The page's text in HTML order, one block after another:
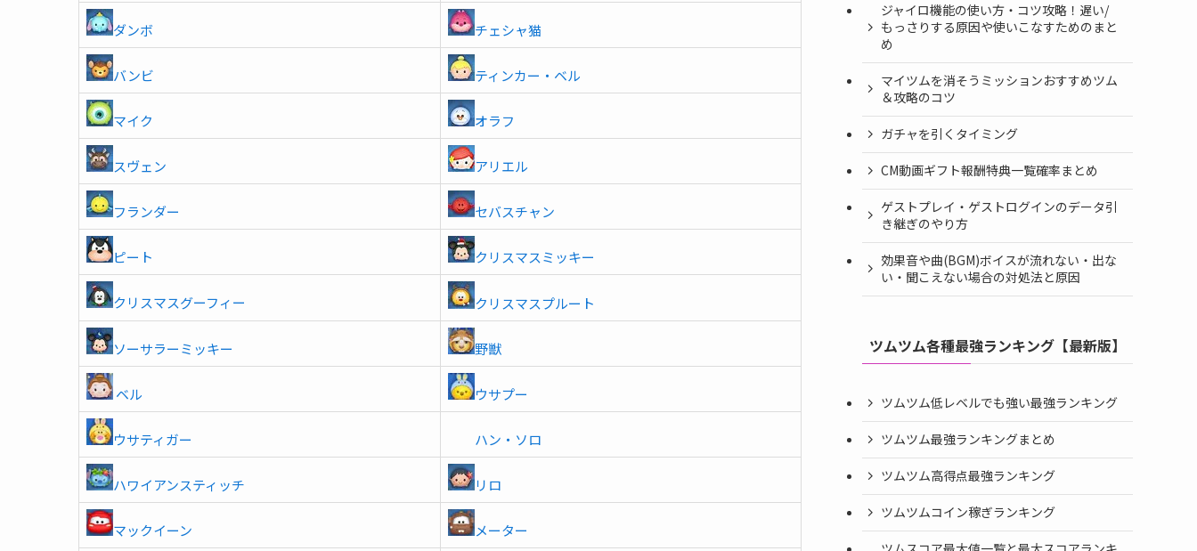
ダンボ チェシャ猫
バンビ ティンカー・ベル
マイク オラフ
スヴェン アリエル
フランダー セバスチャン
ピート クリスマスミッキー
クリスマスグーフィー クリスマスプルート
ソーサラーミッキー 野獣
ベル ウサプー
ウサティガー ハン・ソロ
ハワイアンスティッチ リロ
マックイーン メーター
ジャイロ機能の使い方・コツ攻略！遅い/
もっさりする原因や使いこなすためのまと
め
マイツムを消そうミッションおすすめツム
＆攻略のコツ
ガチャを引くタイミング
CM動画ギフト報酬特典一覧確率まとめ
ゲストプレイ・ゲストログインのデータ引
き継ぎのやり方
効果音や曲(BGM)ボイスが流れない・出な
い・聞こえない場合の対処法と原因
ツムツム各種最強ランキング【最新版】
ツムツム低レベルでも強い最強ランキング
ツムツム最強ランキングまとめ
ツムツム高得点最強ランキング
ツムツムコイン稼ぎランキング